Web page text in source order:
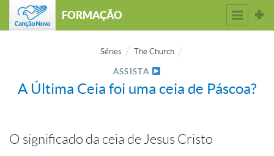
FORMAÇÃO
Séries The Church
ASSISTA
A Última Ceia foi uma ceia de Páscoa?
O significado da ceia de Jesus Cristo